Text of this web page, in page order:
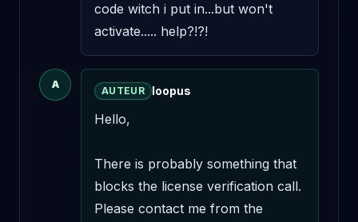
code witch i put in...but won't
activate..... help?!?!
A
AUTEUR loopus
Hello,
There is probably something that
blocks the license verification call.
Please contact me from the